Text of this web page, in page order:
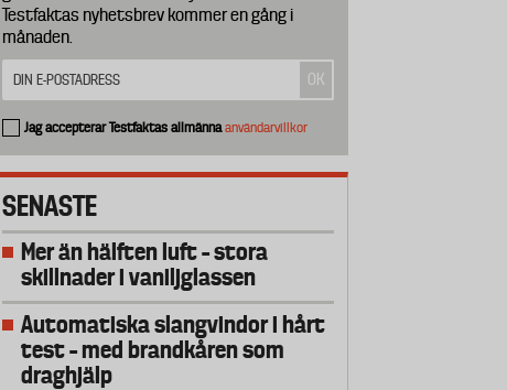
Testfaktas nyhetsbrev kommer en gång i
månaden.
Jag accepterar Testfaktas allmännaanvändarvillkor
SENASTE
Mer än hälften luft – stora
skillnader i vaniljglassen
Automatiska slangvindor i hårt
test – med brandkåren som
draghjälp